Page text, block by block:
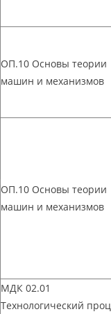
ОП.10 Основы теории
машин и механизмов
ОП.10 Основы теории
машин и механизмов
МДК 02.01
Технологический